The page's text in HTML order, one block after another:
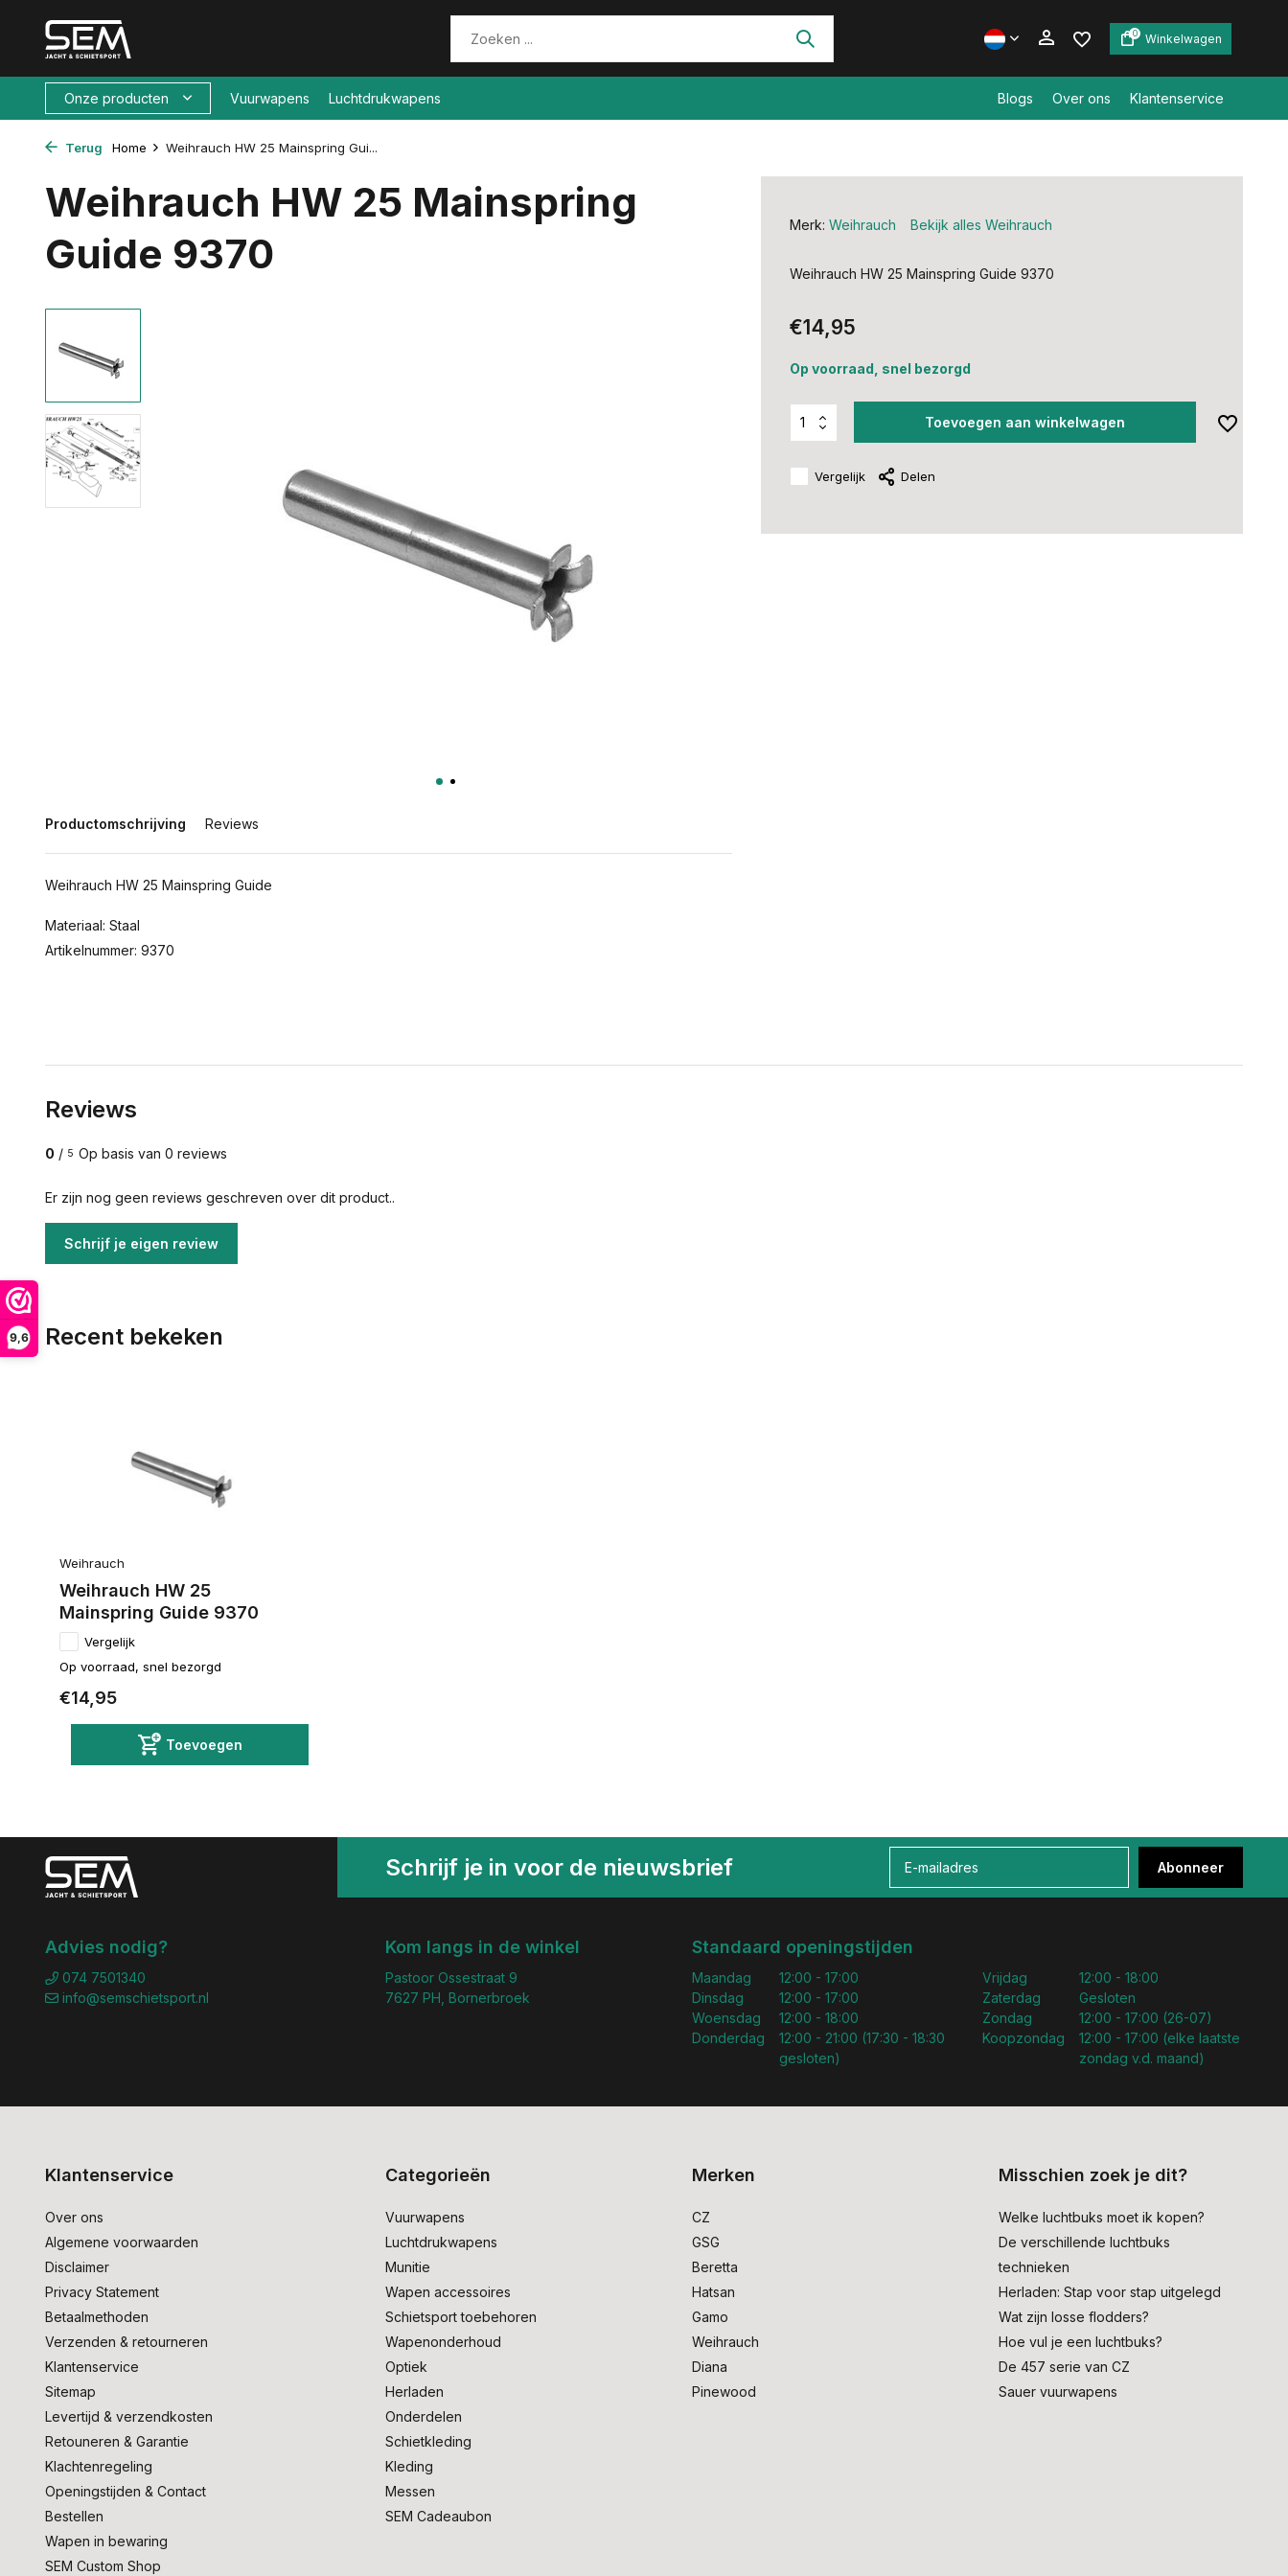
9,6
0 Winkelwagen
Onze producten Vuurwapens Luchtdrukwapens Blogs Over ons Klantenservice
Terug Home Weihrauch HW 25 Mainspring Gui...
Weihrauch HW 25 Mainspring
Guide 9370
Productomschrijving Reviews
Weihrauch HW 25 Mainspring Guide
Materiaal: Staal
Artikelnummer: 9370
Merk: Weihrauch Bekijk alles Weihrauch
Weihrauch HW 25 Mainspring Guide 9370
€14,95
Op voorraad, snel bezorgd
Toevoegen aan winkelwagen
Vergelijk Delen
Reviews
0 / 5 Op basis van 0 reviews
Er zijn nog geen reviews geschreven over dit product..
Schrijf je eigen review
Recent bekeken
Weihrauch
Weihrauch HW 25
Mainspring Guide 9370
Vergelijk
Op voorraad, snel bezorgd
€14,95
Toevoegen
Schrijf je in voor de nieuwsbrief Abonneer
Advies nodig?
074 7501340
info@semschietsport.nl
Kom langs in de winkel
Pastoor Ossestraat 9
7627 PH, Bornerbroek
Standaard openingstijden
Maandag
Dinsdag
Woensdag
Donderdag
12:00 - 17:00
12:00 - 17:00
12:00 - 18:00
12:00 - 21:00 (17:30 - 18:30
gesloten)
Vrijdag
Zaterdag
Zondag
Koopzondag
12:00 - 18:00
Gesloten
12:00 - 17:00 (26-07)
12:00 - 17:00 (elke laatste
zondag v.d. maand)
Klantenservice
Over ons
Algemene voorwaarden
Disclaimer
Privacy Statement
Betaalmethoden
Verzenden & retourneren
Klantenservice
Sitemap
Levertijd & verzendkosten
Retouneren & Garantie
Klachtenregeling
Openingstijden & Contact
Bestellen
Wapen in bewaring
SEM Custom Shop
Categorieën
Vuurwapens
Luchtdrukwapens
Munitie
Wapen accessoires
Schietsport toebehoren
Wapenonderhoud
Optiek
Herladen
Onderdelen
Schietkleding
Kleding
Messen
SEM Cadeaubon
Merken
CZ
GSG
Beretta
Hatsan
Gamo
Weihrauch
Diana
Pinewood
Misschien zoek je dit?
Welke luchtbuks moet ik kopen?
De verschillende luchtbuks
technieken
Herladen: Stap voor stap uitgelegd
Wat zijn losse flodders?
Hoe vul je een luchtbuks?
De 457 serie van CZ
Sauer vuurwapens